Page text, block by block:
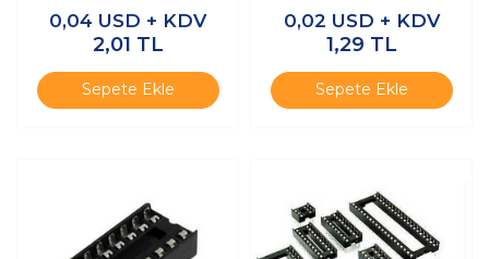
0,04 USD + KDV
2,01 TL
Sepete Ekle
0,02 USD + KDV
1,29 TL
Sepete Ekle